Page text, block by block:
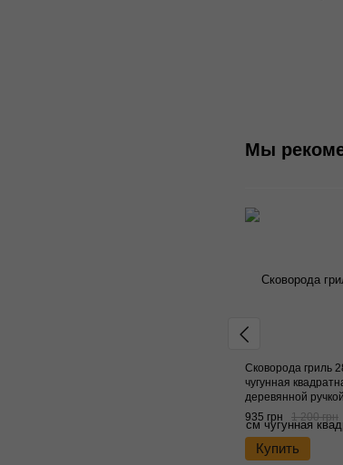
Мы
Сковорода гриль
чугунная
деревянной ручкой
"Maysternya"
935 грн 1 200 грн
Купить